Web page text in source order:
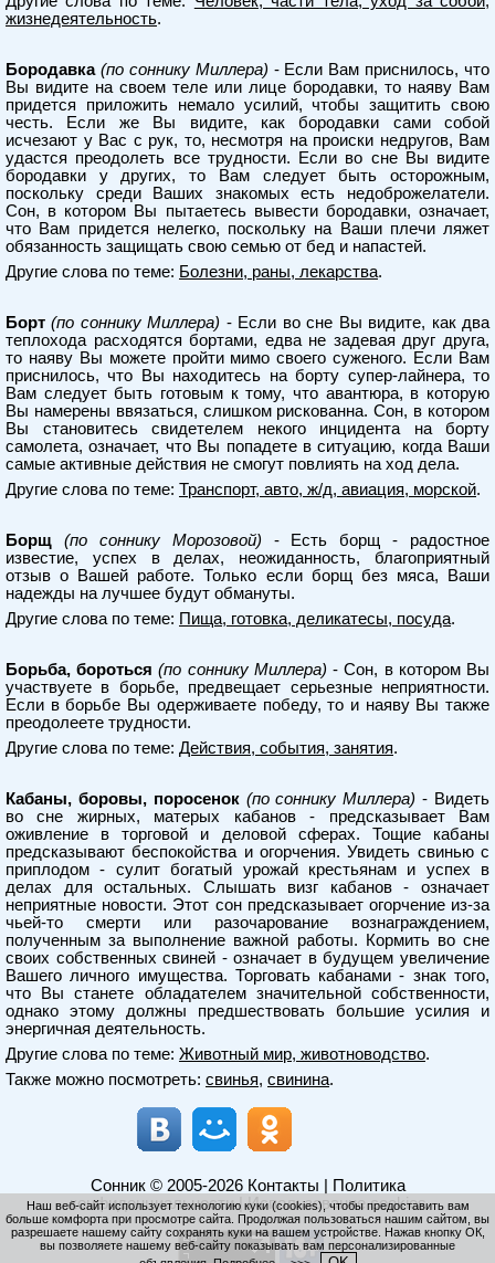
жизнедеятельность.
Бородавка (по соннику Миллера) - Если Вам приснилось, что
Вы видите на своем теле или лице бородавки, то наяву Вам
придется приложить немало усилий, чтобы защитить свою
честь. Если же Вы видите, как бородавки сами собой
исчезают у Вас с рук, то, несмотря на происки недругов, Вам
удастся преодолеть все трудности. Если во сне Вы видите
бородавки у других, то Вам следует быть осторожным,
поскольку среди Ваших знакомых есть недоброжелатели.
Сон, в котором Вы пытаетесь вывести бородавки, означает,
что Вам придется нелегко, поскольку на Ваши плечи ляжет
обязанность защищать свою семью от бед и напастей.
Другие слова по теме: Болезни, раны, лекарства.
Борт (по соннику Миллера) - Если во сне Вы видите, как два
теплохода расходятся бортами, едва не задевая друг друга,
то наяву Вы можете пройти мимо своего суженого. Если Вам
приснилось, что Вы находитесь на борту супер-лайнера, то
Вам следует быть готовым к тому, что авантюра, в которую
Вы намерены ввязаться, слишком рискованна. Сон, в котором
Вы становитесь свидетелем некого инцидента на борту
самолета, означает, что Вы попадете в ситуацию, когда Ваши
самые активные действия не смогут повлиять на ход дела.
Другие слова по теме: Транспорт, авто, ж/д, авиация, морской.
Борщ (по соннику Морозовой) - Есть борщ - радостное
известие, успех в делах, неожиданность, благоприятный
отзыв о Вашей работе. Только если борщ без мяса, Ваши
надежды на лучшее будут обмануты.
Другие слова по теме: Пища, готовка, деликатесы, посуда.
Борьба, бороться (по соннику Миллера) - Сон, в котором Вы
участвуете в борьбе, предвещает серьезные неприятности.
Если в борьбе Вы одерживаете победу, то и наяву Вы также
преодолеете трудности.
Другие слова по теме: Действия, события, занятия.
Кабаны, боровы, поросенок (по соннику Миллера) - Видеть
во сне жирных, матерых кабанов - предсказывает Вам
оживление в торговой и деловой сферах. Тощие кабаны
предсказывают беспокойства и огорчения. Увидеть свинью с
приплодом - сулит богатый урожай крестьянам и успех в
делах для остальных. Слышать визг кабанов - означает
неприятные новости. Этот сон предсказывает огорчение из-за
чьей-то смерти или разочарование вознаграждением,
полученным за выполнение важной работы. Кормить во сне
своих собственных свиней - означает в будущем увеличение
Вашего личного имущества. Торговать кабанами - знак того,
что Вы станете обладателем значительной собственности,
однако этому должны предшествовать большие усилия и
энергичная деятельность.
Другие слова по теме: Животный мир, животноводство.
Также можно посмотреть: свинья, свинина.
Сонник© 2005-2026 Контакты
Политика
конфиденциальности|Использование cookies
Наш веб-сайт использует технологию куки (cookies), чтобы предоставить вам
больше комфорта при просмотре сайта. Продолжая пользоваться нашим сайтом, вы
разрешаете нашему сайту сохранять куки на вашем устройстве. Нажав кнопку ОК,
вы позволяете нашему веб-сайту показывать вам персонализированные